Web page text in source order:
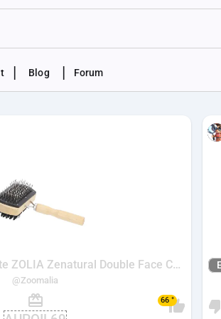
Blog Forum
Double Face Chien & Chat - dès 69€ d'achat
@Zoomalia
66 °